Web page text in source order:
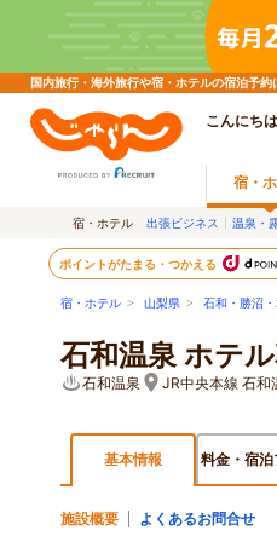
国内旅行・海外旅行や宿・ホテルの宿泊予
こんにち
宿・
宿・ホテル 出張ビジネス 温泉・
ポイントがたまる・つかえる
宿・ホテル > 山梨県 > 石和・勝沼・
石和温泉 ホテ
石和温泉 JR中央本線 石和
基本情報 料金・宿泊
施設概要 よくあるお問合せ